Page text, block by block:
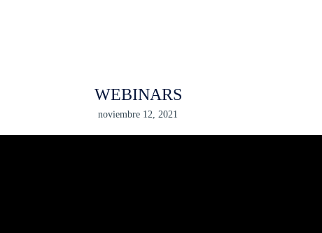
WEBINARS
noviembre 12, 2021